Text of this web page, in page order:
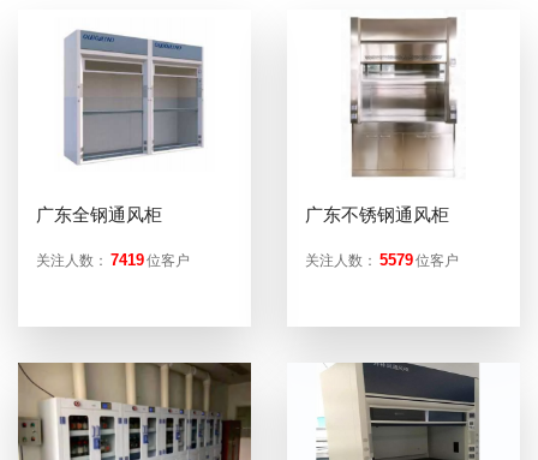
广东全钢通风柜
关注人数： 7419位客户
广东不锈钢通风柜
关注人数： 5579位客户